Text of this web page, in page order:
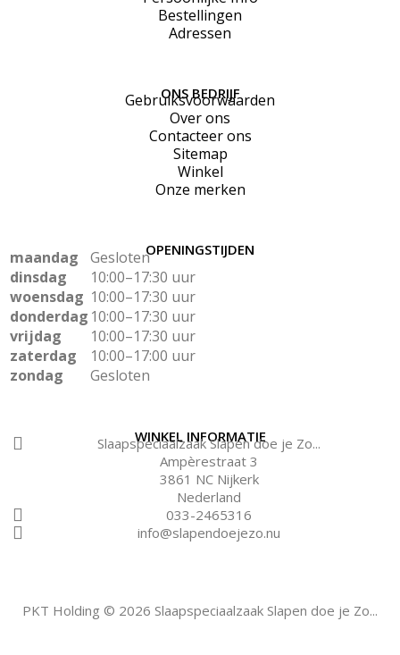
Bestellingen
Adressen
ONS BEDRIJF
Gebruiksvoorwaarden
Over ons
Contacteer ons
Sitemap
Winkel
Onze merken
OPENINGSTIJDEN
maandag
Gesloten
dinsdag
10:00–17:30 uur
woensdag 10:00–17:30 uur
donderdag 10:00–17:30 uur
vrijdag
10:00–17:30 uur
zaterdag
10:00–17:00 uur
zondag
Gesloten
WINKEL INFORMATIE
Slaapspeciaalzaak Slapen doe je Zo...
Ampèrestraat 3
3861 NC Nijkerk
Nederland
033-2465316
info@slapendoejezo.nu
PKT Holding © 2026 Slaapspeciaalzaak Slapen doe je Zo...